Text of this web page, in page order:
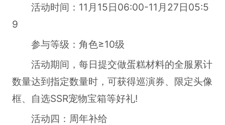
活动时间：11月15日06:00-11月27日05:5
9
参与等级：角色≥10级
活动期间，每日提交做蛋糕材料的全服累计
数量达到指定数量时，可获得巡演券、限定头像
框、自选SSR宠物宝箱等好礼!
活动四：周年补给